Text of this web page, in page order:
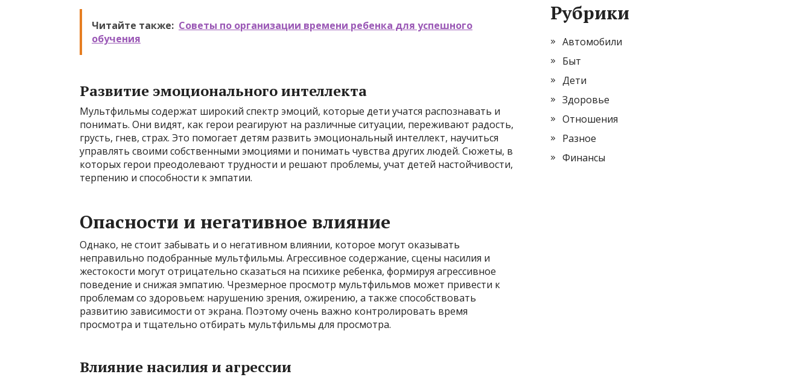
Читайте также: Советы по организации времени ребенка для успешного
обучения
Развитие эмоционального интеллекта
Мультфильмы содержат широкий спектр эмоций, которые дети учатся распознавать и
понимать. Они видят, как герои реагируют на различные ситуации, переживают радость,
грусть, гнев, страх. Это помогает детям развить эмоциональный интеллект, научиться
управлять своими собственными эмоциями и понимать чувства других людей. Сюжеты, в
которых герои преодолевают трудности и решают проблемы, учат детей настойчивости,
терпению и способности к эмпатии.
Опасности и негативное влияние
Однако, не стоит забывать и о негативном влиянии, которое могут оказывать
неправильно подобранные мультфильмы. Агрессивное содержание, сцены насилия и
жестокости могут отрицательно сказаться на психике ребенка, формируя агрессивное
поведение и снижая эмпатию. Чрезмерное просмотр мультфильмов может привести к
проблемам со здоровьем: нарушению зрения, ожирению, а также способствовать
развитию зависимости от экрана. Поэтому очень важно контролировать время
просмотра и тщательно отбирать мультфильмы для просмотра.
Влияние насилия и агрессии
Рубрики
Автомобили
Быт
Дети
Здоровье
Отношения
Разное
Финансы